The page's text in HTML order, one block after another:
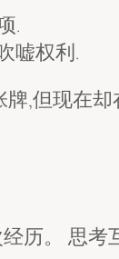
.
嘘权利.
,但现在
历。 思